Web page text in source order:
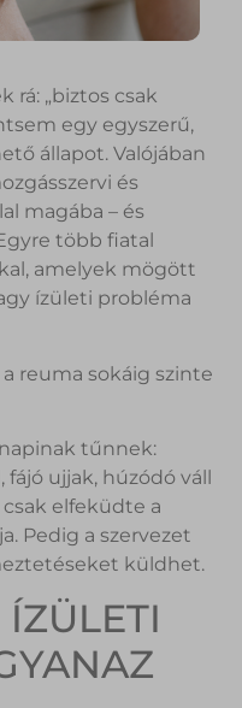
rá: „biztos csak
egy egyszerű,
állapot. Valójában
és
magába – és
több fiatal
amelyek mögött
ízületi probléma
reuma sokáig szinte
tűnnek:
ujjak, húzódó váll
csak elfeküdte a
Pedig a szervezet
küldhet.